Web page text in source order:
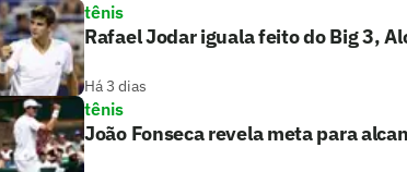
tênis
Rafael Jodar iguala feito do Big 3,
Há 3 dias
tênis
João Fonseca revela meta para